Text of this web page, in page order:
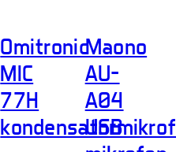
Omitronic
MIC
77H
Maono
AU-
A04
USB